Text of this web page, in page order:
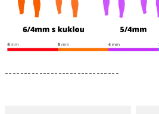
------------------------------